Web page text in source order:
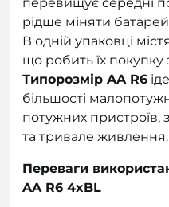
рідше міняти
В одній упаковці
що робить їх
Типорозмір AA R6
більшості
потужних пристроїв,
та тривале живлення.
Переваги
AA R6 4xBL